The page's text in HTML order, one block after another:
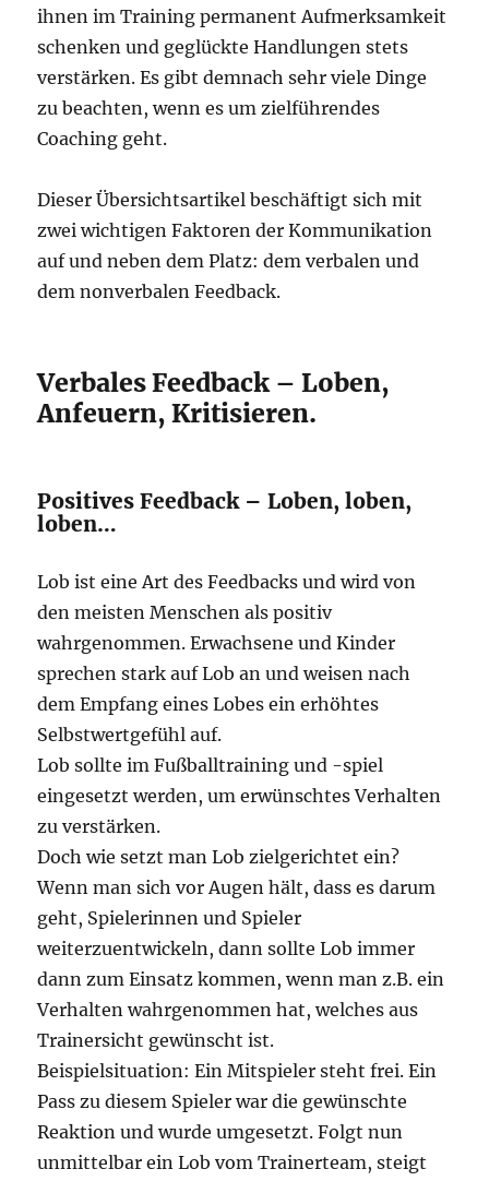
ihnen im Training permanent Aufmerksamkeit
schenken und geglückte Handlungen stets
verstärken. Es gibt demnach sehr viele Dinge
zu beachten, wenn es um zielführendes
Coaching geht.
Dieser Übersichtsartikel beschäftigt sich mit
zwei wichtigen Faktoren der Kommunikation
auf und neben dem Platz: dem verbalen und
dem nonverbalen Feedback.
Verbales Feedback – Loben,
Anfeuern, Kritisieren.
Positives Feedback – Loben, loben,
loben…
Lob ist eine Art des Feedbacks und wird von
den meisten Menschen als positiv
wahrgenommen. Erwachsene und Kinder
sprechen stark auf Lob an und weisen nach
dem Empfang eines Lobes ein erhöhtes
Selbstwertgefühl auf.
Lob sollte im Fußballtraining und -spiel
eingesetzt werden, um erwünschtes Verhalten
zu verstärken.
Doch wie setzt man Lob zielgerichtet ein?
Wenn man sich vor Augen hält, dass es darum
geht, Spielerinnen und Spieler
weiterzuentwickeln, dann sollte Lob immer
dann zum Einsatz kommen, wenn man z.B. ein
Verhalten wahrgenommen hat, welches aus
Trainersicht gewünscht ist.
Beispielsituation: Ein Mitspieler steht frei. Ein
Pass zu diesem Spieler war die gewünschte
Reaktion und wurde umgesetzt. Folgt nun
unmittelbar ein Lob vom Trainerteam, steigt